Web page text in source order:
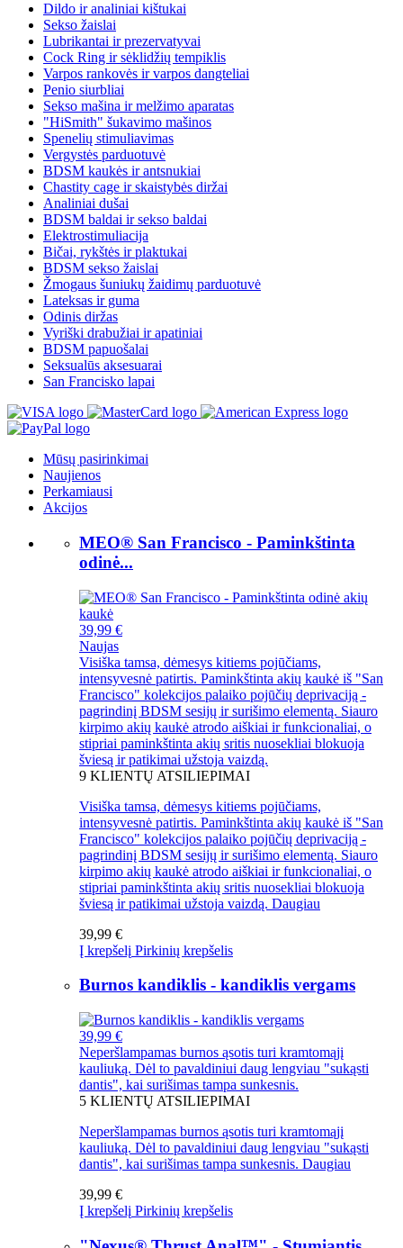
Dildo ir analiniai kištukai
Sekso žaislai
Lubrikantai ir prezervatyvai
Cock Ring ir sėklidžių tempiklis
Varpos rankovės ir varpos dangteliai
Penio siurbliai
Sekso mašina ir melžimo aparatas
"HiSmith" šukavimo mašinos
Spenelių stimuliavimas
Vergystės parduotuvė
BDSM kaukės ir antsnukiai
Chastity cage ir skaistybės diržai
Analiniai dušai
BDSM baldai ir sekso baldai
Elektrostimuliacija
Bičai, rykštės ir plaktukai
BDSM sekso žaislai
Žmogaus šuniukų žaidimų parduotuvė
Lateksas ir guma
Odinis diržas
Vyriški drabužiai ir apatiniai
BDSM papuošalai
Seksualūs aksesuarai
San Francisko lapai
Mūsų pasirinkimai
Naujienos
Perkamiausi
Akcijos
MEO® San Francisco - Paminkštinta
odinė...
39,99 €
Naujas
Visiška tamsa, dėmesys kitiems pojūčiams,
intensyvesnė patirtis. Paminkštinta akių kaukė iš "San
Francisco" kolekcijos palaiko pojūčių deprivaciją -
pagrindinį BDSM sesijų ir surišimo elementą. Siauro
kirpimo akių kaukė atrodo aiškiai ir funkcionaliai, o
stipriai paminkštinta akių sritis nuosekliai blokuoja
šviesą ir patikimai užstoja vaizdą.
9 KLIENTŲ ATSILIEPIMAI
Visiška tamsa, dėmesys kitiems pojūčiams,
intensyvesnė patirtis. Paminkštinta akių kaukė iš "San
Francisco" kolekcijos palaiko pojūčių deprivaciją -
pagrindinį BDSM sesijų ir surišimo elementą. Siauro
kirpimo akių kaukė atrodo aiškiai ir funkcionaliai, o
stipriai paminkštinta akių sritis nuosekliai blokuoja
šviesą ir patikimai užstoja vaizdą. Daugiau
39,99 €
Į krepšelį Pirkinių krepšelis
Burnos kandiklis - kandiklis vergams
39,99 €
Neperšlampamas burnos ąsotis turi kramtomąjį
kauliuką. Dėl to pavaldiniui daug lengviau "sukąsti
dantis", kai surišimas tampa sunkesnis.
5 KLIENTŲ ATSILIEPIMAI
Neperšlampamas burnos ąsotis turi kramtomąjį
kauliuką. Dėl to pavaldiniui daug lengviau "sukąsti
dantis", kai surišimas tampa sunkesnis. Daugiau
39,99 €
Į krepšelį Pirkinių krepšelis